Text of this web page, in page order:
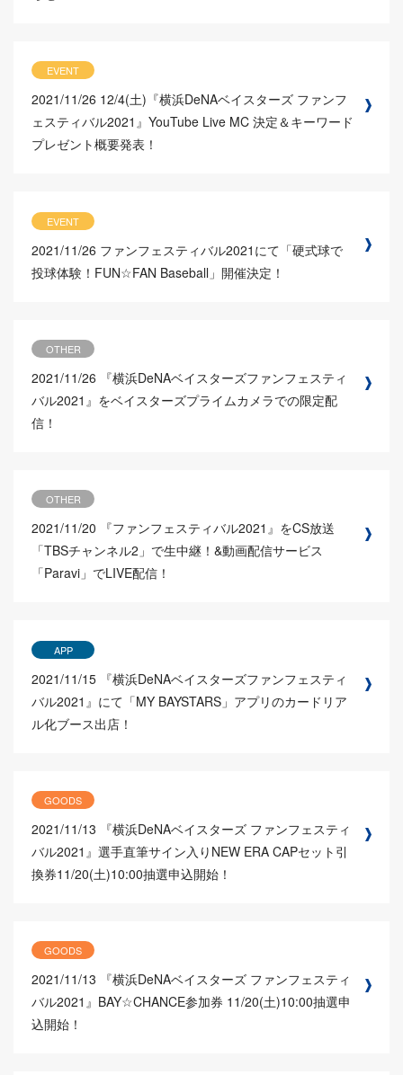
EVENT
2021/11/26 12/4(土)『横浜DeNAベイスターズ ファンフ
ェスティバル2021』YouTube Live MC 決定＆キーワード
プレゼント概要発表！
EVENT
2021/11/26 ファンフェスティバル2021にて「硬式球で
投球体験！FUN☆FAN Baseball」開催決定！
OTHER
2021/11/26
『横浜DeNAベイスターズファンフェスティ
バル2021』をベイスターズプライムカメラでの限定配
信！
OTHER
2021/11/20
『ファンフェスティバル2021』をCS放送
「TBSチャンネル2」で生中継！&動画配信サービス
「Paravi」でLIVE配信！
APP
2021/11/15 『横浜DeNAベイスターズファンフェスティ
バル2021』にて「MY BAYSTARS」アプリのカードリア
ル化ブース出店！
GOODS
2021/11/13
『横浜DeNAベイスターズ ファンフェスティ
バル2021』選手直筆サイン入りNEW ERA CAPセット引
換券11/20(土)10:00抽選申込開始！
GOODS
2021/11/13
『横浜DeNAベイスターズ ファンフェスティ
バル2021』BAY☆CHANCE参加券 11/20(土)10:00抽選申
込開始！